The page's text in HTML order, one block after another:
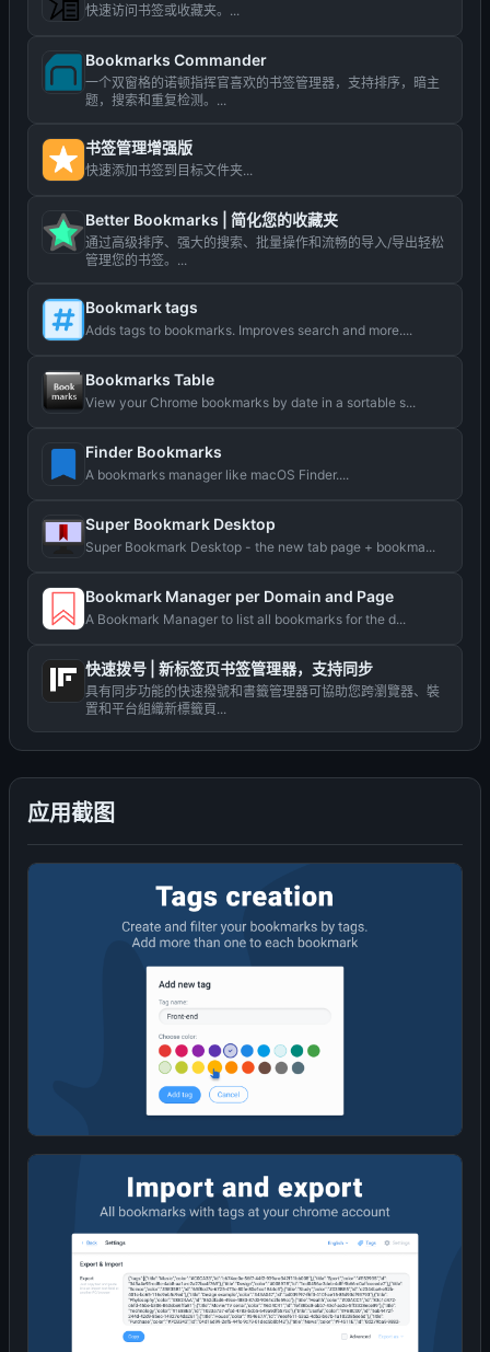
应用截图
快速访问书签或收藏夹。...
Bookmarks Commander
一个双窗格的诺顿指挥官喜欢的书签管理器，支持排序，暗主
题，搜索和重复检测。...
书签管理增强版
快速添加书签到目标文件夹...
Better Bookmarks | 简化您的收藏夹
通过高级排序、强大的搜索、批量操作和流畅的导入/导出轻松
管理您的书签。...
Bookmark tags
Adds tags to bookmarks. Improves search and more....
Bookmarks Table
View your Chrome bookmarks by date in a sortable s...
Finder Bookmarks
A bookmarks manager like macOS Finder....
Super Bookmark Desktop
Super Bookmark Desktop - the new tab page + bookma...
Bookmark Manager per Domain and Page
A Bookmark Manager to list all bookmarks for the d...
快速拨号 | 新标签页书签管理器，支持同步
具有同步功能的快速撥號和書籤管理器可協助您跨瀏覽器、裝
置和平台組織新標籤頁...